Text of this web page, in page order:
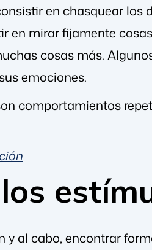
en chasquear los
en mirar fijamente
cosas más.
emociones.
comportamientos
al cabo, encontrar